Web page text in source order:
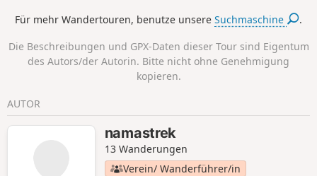
Für mehr Wandertouren, benutze unsereSuchmaschine .
Die Beschreibungen und GPX-Daten dieser Tour sind Eigentum
des Autors/der Autorin. Bitte nicht ohne Genehmigung
kopieren.
AUTOR
namastrek
13 Wanderungen
Verein/ Wanderführer/in